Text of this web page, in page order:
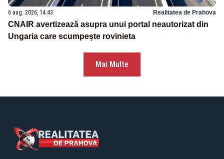
6 aug. 2026, 14:43 Realitatea de Prahova
CNAIR avertizează asupra unui portal neautorizat din
Ungaria care scumpește rovinieta
Mai Multe